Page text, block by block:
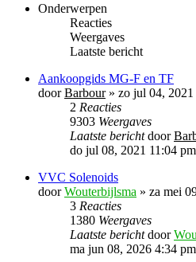
Onderwerpen
Reacties
Weergaves
Laatste bericht
Aankoopgids MG-F en TF
doorBarbour» zo jul 04,
2 Reacties
9303 Weergaves
Laatste berichtdoor
do jul 08, 2021 11:04 pm
VVC Solenoids
doorWouterbijlsma » za mei
3 Reacties
1380 Weergaves
Laatste berichtdoor
ma jun 08, 2026 4:34 pm